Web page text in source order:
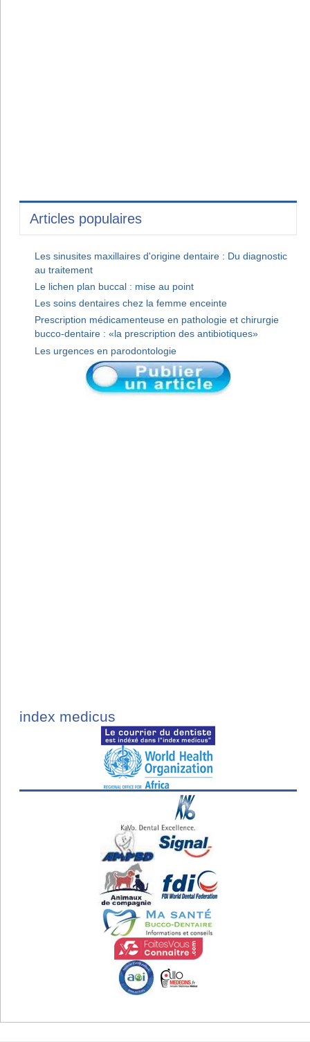
Articles populaires
Les sinusites maxillaires d'origine dentaire : Du diagnostic
au traitement
Le lichen plan buccal : mise au point
Les soins dentaires chez la femme enceinte
Prescription médicamenteuse en pathologie et chirurgie
bucco-dentaire : «la prescription des antibiotiques»
Les urgences en parodontologie
index medicus